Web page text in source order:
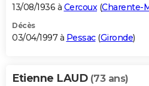
13/08/1936 à Cercoux(Charente-
Décès
03/04/1997 à Pessac(Gironde)
Etienne LAUD (73 ans)